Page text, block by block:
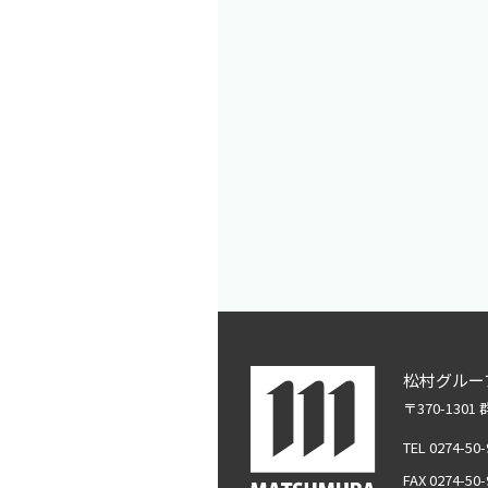
松村グル
〒370-1301
TEL 0274-
FAX 0274-